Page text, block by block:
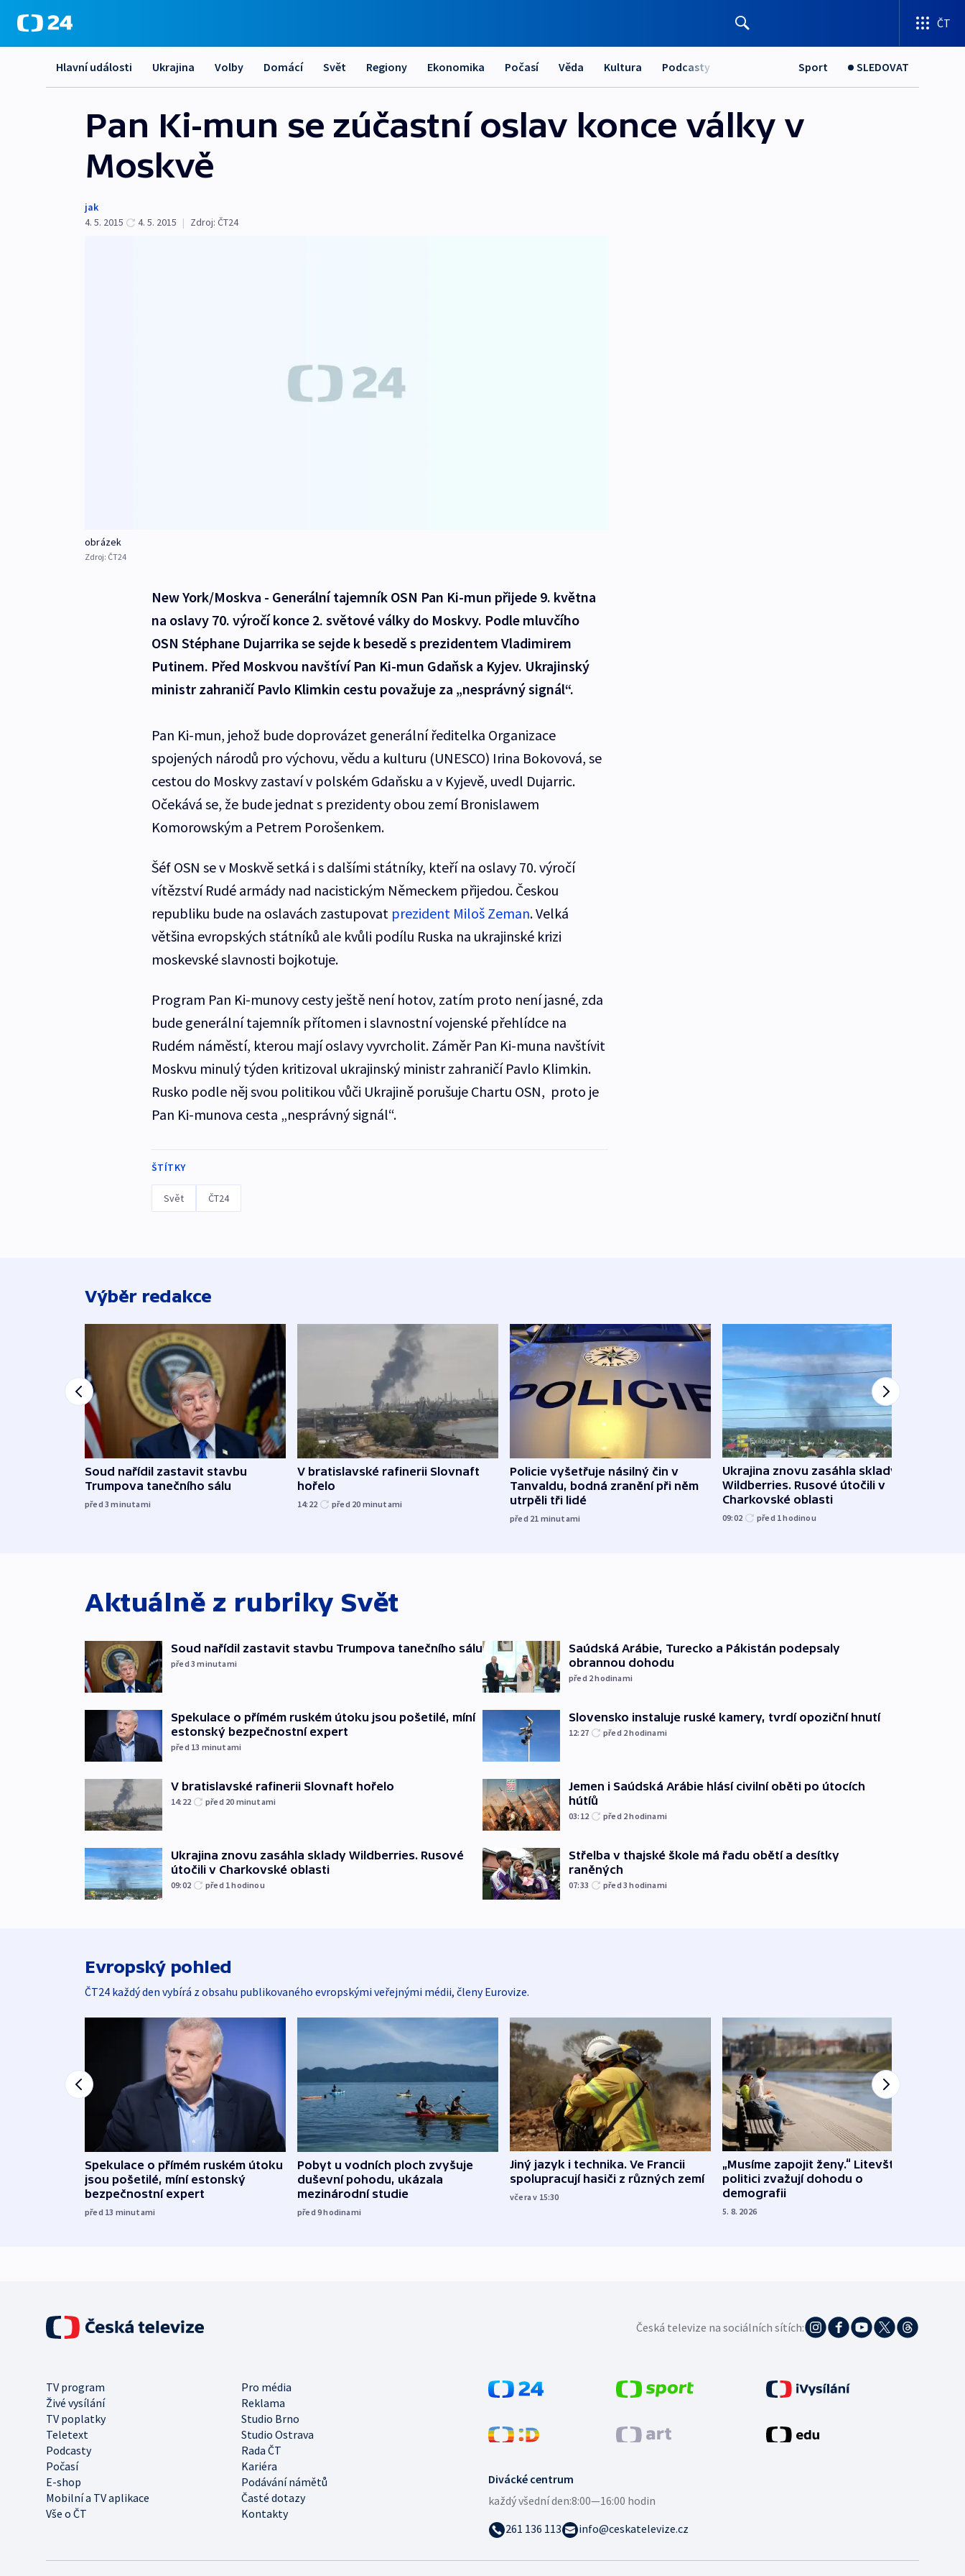
ČT
Hlavní události Ukrajina Volby Domácí Svět Regiony Ekonomika Počasí Věda Kultura Podcasty Sport SLEDOVAT
Pan Ki-mun se zúčastní oslav konce války v
Moskvě
jak
4. 5. 2015
4. 5. 2015 | Zdroj: ČT24
obrázek
Zdroj: ČT24
New York/Moskva - Generální tajemník OSN Pan Ki-mun přijede 9. května
na oslavy 70. výročí konce 2. světové války do Moskvy. Podle mluvčího
OSN Stéphane Dujarrika se sejde k besedě s prezidentem Vladimirem
Putinem. Před Moskvou navštíví Pan Ki-mun Gdaňsk a Kyjev. Ukrajinský
ministr zahraničí Pavlo Klimkin cestu považuje za „nesprávný signál“.
Pan Ki-mun, jehož bude doprovázet generální ředitelka Organizace
spojených národů pro výchovu, vědu a kulturu (UNESCO) Irina Bokovová, se
cestou do Moskvy zastaví v polském Gdaňsku a v Kyjevě, uvedl Dujarric.
Očekává se, že bude jednat s prezidenty obou zemí Bronislawem
Komorowským a Petrem Porošenkem.
Šéf OSN se v Moskvě setká i s dalšími státníky, kteří na oslavy 70. výročí
vítězství Rudé armády nad nacistickým Německem přijedou. Českou
republiku bude na oslavách zastupovat prezident Miloš Zeman. Velká
většina evropských státníků ale kvůli podílu Ruska na ukrajinské krizi
moskevské slavnosti bojkotuje.
Program Pan Ki-munovy cesty ještě není hotov, zatím proto není jasné, zda
bude generální tajemník přítomen i slavnostní vojenské přehlídce na
Rudém náměstí, kterou mají oslavy vyvrcholit. Záměr Pan Ki-muna navštívit
Moskvu minulý týden kritizoval ukrajinský ministr zahraničí Pavlo Klimkin.
Rusko podle něj svou politikou vůči Ukrajině porušuje Chartu OSN, proto je
Pan Ki-munova cesta „nesprávný signál“.
ŠTÍTKY
Svět ČT24
Výběr redakce
Soud nařídil zastavit stavbu
Trumpova tanečního sálu
před 3minutami
V bratislavské rafinerii Slovnaft
hořelo
14:22 před 20 minutami
Policie vyšetřuje násilný čin v
Tanvaldu, bodná zranění při něm
utrpěli tři lidé
před 21 minutami
Ukrajina znovu zasáhla sklady
Wildberries. Rusové útočili v
Charkovské oblasti
09:02 před 1hodinou
Aktuálně z rubriky Svět
Soud nařídil zastavit stavbu Trumpova tanečního sálu
před 3minutami
Spekulace o přímém ruském útoku jsou pošetilé, míní
estonský bezpečnostní expert
před 13 minutami
V bratislavské rafinerii Slovnaft hořelo
14:22 před 20 minutami
Ukrajina znovu zasáhla sklady Wildberries. Rusové
útočili v Charkovské oblasti
09:02 před 1hodinou
Saúdská Arábie, Turecko a Pákistán podepsaly
obrannou dohodu
před 2hodinami
Slovensko instaluje ruské kamery, tvrdí opoziční hnutí
12:27 před 2hodinami
Jemen i Saúdská Arábie hlásí civilní oběti po útocích
hútíů
03:12 před 2hodinami
Střelba v thajské škole má řadu obětí a desítky
raněných
07:33 před 3hodinami
Evropský pohled
ČT24 každý den vybírá z obsahu publikovaného evropskými veřejnými médii, členy Eurovize.
Spekulace o přímém ruském útoku
jsou pošetilé, míní estonský
bezpečnostní expert
před 13 minutami
Pobyt u vodních ploch zvyšuje
duševní pohodu, ukázala
mezinárodní studie
před 9hodinami
Jiný jazyk i technika. Ve Francii
spolupracují hasiči z různých zemí
včera v 15:30
„Musíme zapojit ženy.“ Litevští
politici zvažují dohodu o
demografii
5. 8. 2026
Česká televize na sociálních sítích:
TV program
Pro média
Živé vysílání
Reklama
TV poplatky
Studio Brno
Teletext
Studio Ostrava
Podcasty
Rada ČT
Počasí
Kariéra
E-shop
Podávání námětů
Mobilní a TV aplikace
Časté dotazy
Vše o ČT
Kontakty
Divácké centrum
každý všední den:8:00—16:00 hodin
261 136 113
info@ceskatelevize.cz